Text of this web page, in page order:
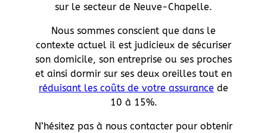
sur le secteur de Neuve-Chapelle.
Nous sommes conscient que dans le
contexte actuel il est judicieux de sécuriser
son domicile, son entreprise ou ses proches
et ainsi dormir sur ses deux oreilles tout en
réduisant les coûts de votre assurance de
10 à 15%.
N’hésitez pas à nous contacter pour obtenir